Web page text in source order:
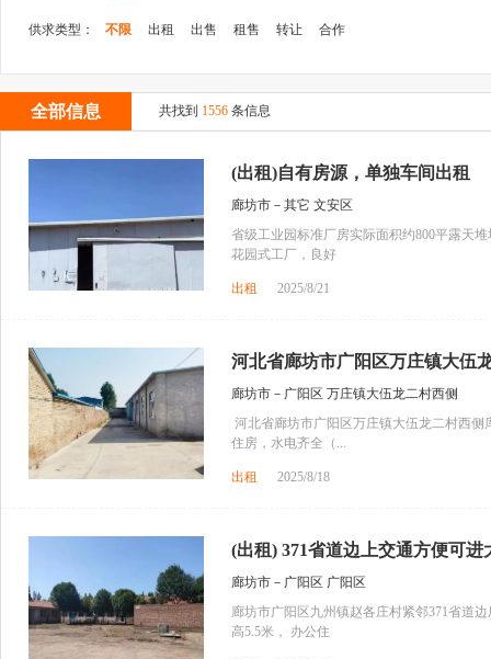
供求类型： 不限 出租 出售 租售 转让 合作
全部信息 共找到 1556 条信息
(出租)自有房源，单独车间出租
廊坊市－其它 文安区
省级工业园标准厂房实际面积约800平露天
花园式工厂，良好
出租 2025/8/21
河北省廊坊市广阳区万庄镇大伍
廊坊市－广阳区 万庄镇大伍龙二村西侧
河北省廊坊市广阳区万庄镇大伍龙二村西侧
住房，水电齐全（...
出租 2025/8/18
(出租) 371省道边上交通方便可进
廊坊市－广阳区 广阳区
廊坊市广阳区九州镇赵各庄村紧邻371省道
高5.5米， 办公住